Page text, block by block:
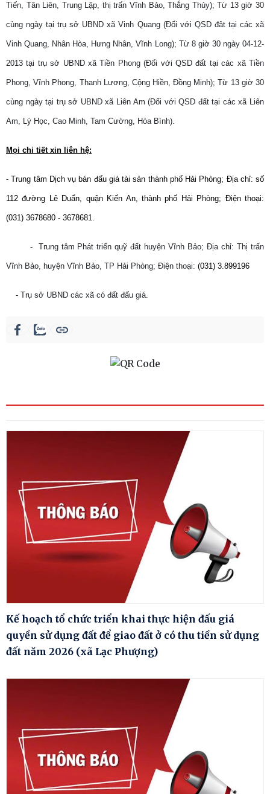
Tiến, Tân Liên, Trung Lập, thị trấn Vĩnh Bảo, Thắng Thủy); Từ 13 giờ 30
cùng ngày tại trụ sở UBND xã Vinh Quang (Đối với QSD đât tại các xã
Vinh Quang, Nhân Hòa, Hưng Nhân, Vĩnh Long); Từ 8 giờ 30 ngày 04-12-
2013 tại trụ sở UBND xã Tiền Phong (Đối với QSD đất tại các xã Tiền
Phong, Vĩnh Phong, Thanh Lương, Cộng Hiền, Đồng Minh); Từ 13 giờ 30
cùng ngày tại trụ sở UBND xã Liên Am (Đối với QSD đất tại các xã Liên
Am, Lý Học, Cao Minh, Tam Cường, Hòa Bình).
Mọi chi tiết xin liên hệ:
- Trung tâm Dịch vụ bán đấu giá tài sản thành phố Hải Phòng; Địa chỉ: số
112 đường Lê Duẩn, quận Kiến An, thành phố Hải Phòng; Điện thoại:
(031) 3678680 - 3678681.
- Trung tâm Phát triển quỹ đất huyện Vĩnh Bảo; Địa chỉ: Thị trấn
Vĩnh Bảo, huyện Vĩnh Bảo, TP Hải Phòng; Điện thoại: (031) 3.899196
- Trụ sở UBND các xã có đất đấu giá.
Kế hoạch tổ chức triển khai thực hiện đấu giá
quyền sử dụng đất để giao đất ở có thu tiền sử dụng
đất năm 2026 (xã Lạc Phượng)